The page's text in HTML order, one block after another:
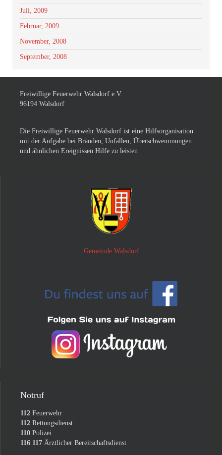
Juli, 2009
Februar, 2009
November, 2008
September, 2008
Freiwillige Feuerwehr Walsdorf e.V.
96194 Walsdorf
Die Freiwillige Feuerwehr Walsdorf ist eine Hilfsorganisation
mit der Aufgabe bei Bränden, Unfällen, Überschwemmungen
und ähnlichen Ereignissen Hilfe zu leisten
Gemeinde Walsdorf
Notruf
112 Feuerwehr
112 Rettungsdienst
110 Polizei
116 117 Ärztlicher Bereitschaftsdienst